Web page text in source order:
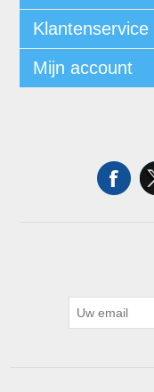
Klantenservice
Mijn account